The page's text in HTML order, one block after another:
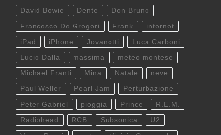
David Bowie Dente Don Bruno
Francesco De Gregori Frank internet
iPad iPhone Jovanotti Luca Carboni
Lucio Dalla massima meteo montese
Michael Franti Mina Natale neve
Paul Weller Pearl Jam Perturbazione
Peter Gabriel pioggia Prince R.E.M.
Radiohead RCB Subsonica U2